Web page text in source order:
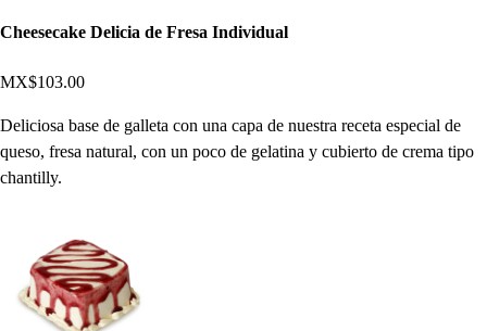
Cheesecake Delicia de Fresa Individual
MX$103.00
Deliciosa base de galleta con una capa de nuestra receta especial de
queso, fresa natural, con un poco de gelatina y cubierto de crema tipo
chantilly.